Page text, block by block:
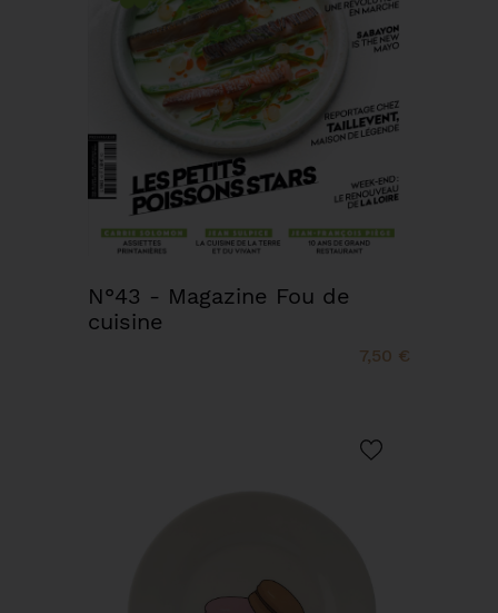
N°43 - Magazine Fou de
cuisine
7,50 €